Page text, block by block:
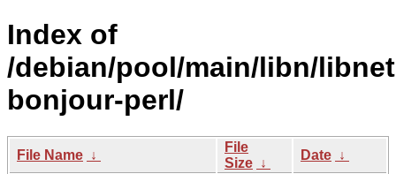
Index of
/debian/pool/main/libn/
bonjour-perl/
File Name ↓
File
Size ↓
Date ↓